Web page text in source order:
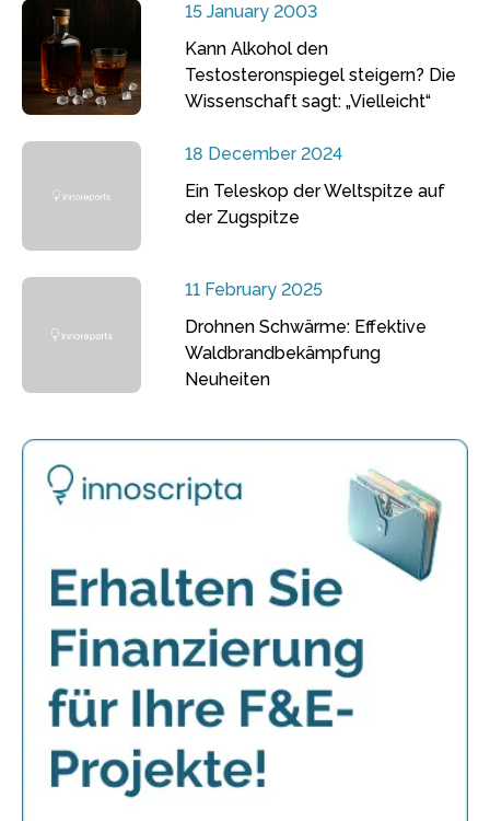
15 January 2003
Kann Alkohol den
Testosteronspiegel steigern? Die
Wissenschaft sagt: „Vielleicht“
18 December 2024
Ein Teleskop der Weltspitze auf
der Zugspitze
11 February 2025
Drohnen Schwärme: Effektive
Waldbrandbekämpfung
Neuheiten